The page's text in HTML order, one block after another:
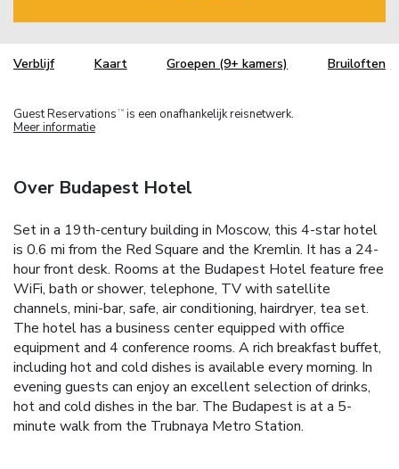
Verblijf Kaart Groepen (9+ kamers) Bruiloften
Guest Reservations TM is een onafhankelijk reisnetwerk.
Meer informatie
Over Budapest Hotel
Set in a 19th-century building in Moscow, this 4-star hotel
is 0.6 mi from the Red Square and the Kremlin. It has a 24-
hour front desk. Rooms at the Budapest Hotel feature free
WiFi, bath or shower, telephone, TV with satellite
channels, mini-bar, safe, air conditioning, hairdryer, tea set.
The hotel has a business center equipped with office
equipment and 4 conference rooms. A rich breakfast buffet,
including hot and cold dishes is available every morning. In
evening guests can enjoy an excellent selection of drinks,
hot and cold dishes in the bar. The Budapest is at a 5-
minute walk from the Trubnaya Metro Station.